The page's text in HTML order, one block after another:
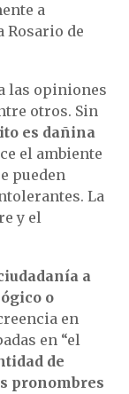
a
Rosario de
las opiniones
otros. Sin
es dañina
el ambiente
pueden
La
y el
a
o
en
en “el
de
pronombres